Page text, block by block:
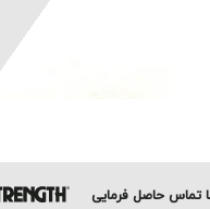
تماس حاصل فرمایی